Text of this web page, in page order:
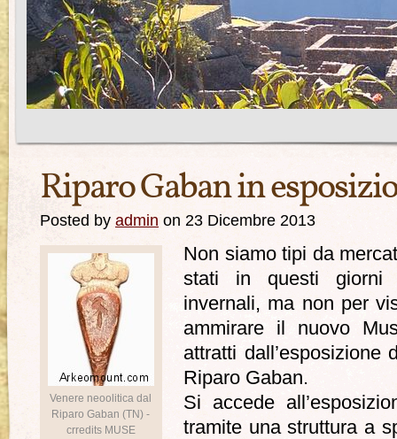
Riparo Gaban in
Posted by admin on 23 Dicembre 2013
Venere neoolitica dal
Riparo Gaban (TN) -
crredits MUSE
Non siamo tipi da
stati in questi giorni
invernali, ma non per
ammirare il nuovo
attratti dall’esposizione
Riparo Gaban.
Si accede
tramite una struttura a